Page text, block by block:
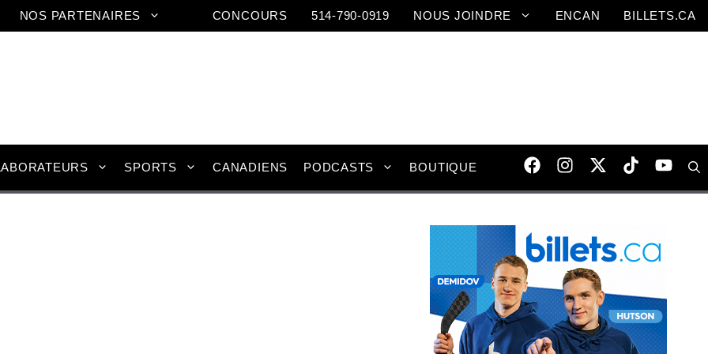
NOS PARTENAIRES CONCOURS 514-790-0919 NOUS JOINDRE ENCAN BILLETS.CA
SPORTS CANADIENS PODCASTS BOUTIQUE